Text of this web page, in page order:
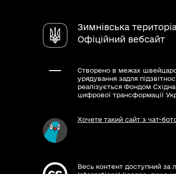
Зимнівська
Офіційний вебсайт
Створено в межах
урядування задля
реалізується Фондом
цифрової трансформації
Хочете такий сайт з чат-
Весь контент доступний